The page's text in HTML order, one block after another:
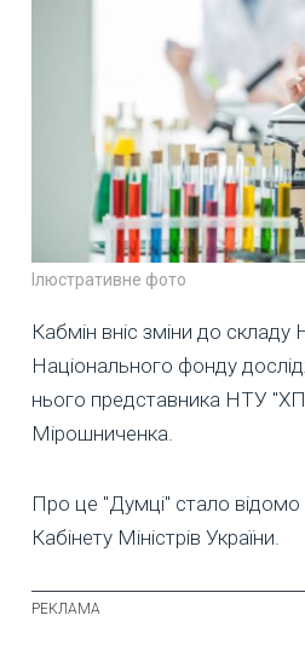
Ілюстративне фото
Кабмін вніс зміни до складу
Національного фонду
нього представника НТУ
Мірошниченка.
Про це "Думці" стало
Кабінету Міністрів України.